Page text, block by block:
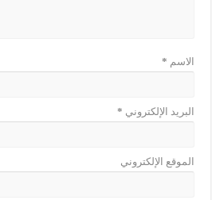
الاسم *
البريد الإلكتروني *
الموقع الإلكتروني